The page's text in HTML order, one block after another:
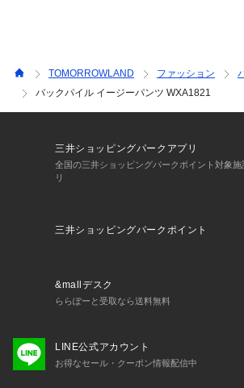
色が落ち着くまでの間は単品でのお洗濯を
また、強くシワやスレが加わると、部分的
ございますのでご注意ください。
すい性質があります。
お洗濯の際は表記に従って、ソフトなお取
画像の見え方と異なる場合がありますので
TOMORROWLAND ファッション
バックパイル イージーパンツ WXA1821
三井ショッピングパークアプリ
全国の三井ショッピングパークポイント対象
リ
三井ショッピングパークポイント
&mallデスク
ららぽーと受取なら送料無料
LINE公式アカウント
お得なセール・クーポン情報配信中